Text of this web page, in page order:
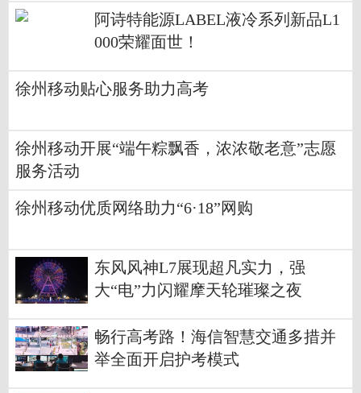
阿诗特能源LABEL液冷系列新品L1
000荣耀面世！
徐州移动贴心服务助力高考
徐州移动开展“端午粽飘香，浓浓敬老意”志愿
服务活动
徐州移动优质网络助力“6·18”网购
东风风神L7展现超凡实力，强
大“电”力闪耀摩天轮璀璨之夜
畅行高考路！海信智慧交通多措并
举全面开启护考模式